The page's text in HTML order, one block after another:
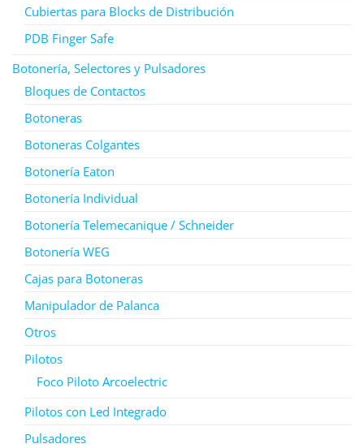
Cubiertas para Blocks de Distribución
PDB Finger Safe
Botonería, Selectores y Pulsadores
Bloques de Contactos
Botoneras
Botoneras Colgantes
Botonería Eaton
Botonería Individual
Botonería Telemecanique / Schneider
Botonería WEG
Cajas para Botoneras
Manipulador de Palanca
Otros
Pilotos
Foco Piloto Arcoelectric
Pilotos con Led Integrado
Pulsadores